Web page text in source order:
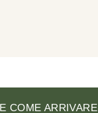
COME ARRIVARE